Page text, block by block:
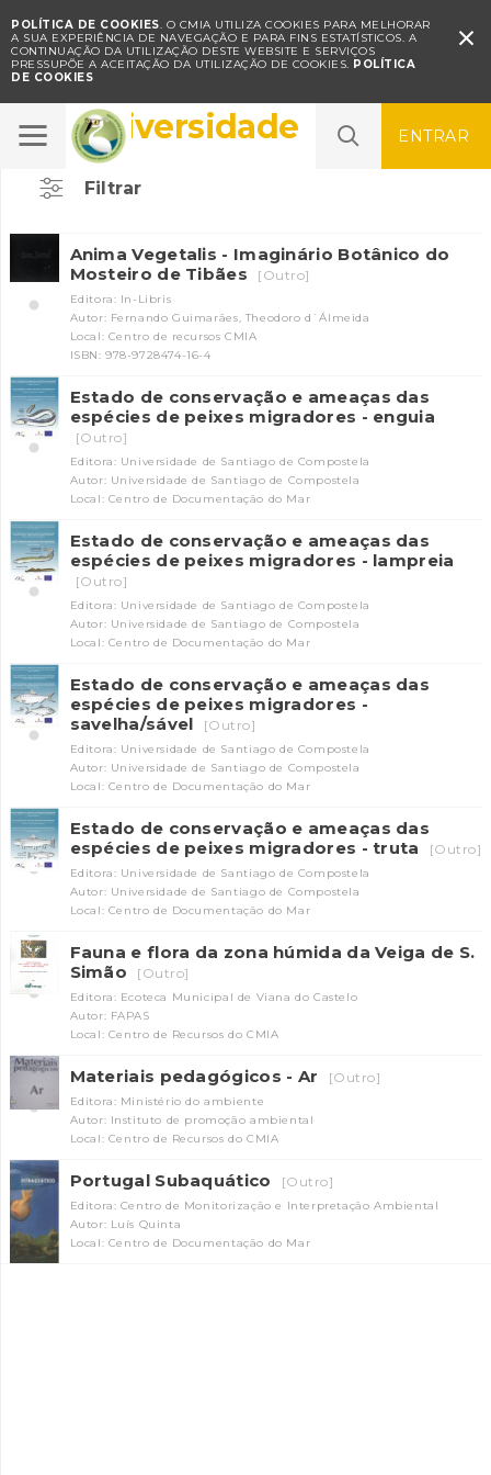
POLÍTICA DE COOKIES. O CMIA UTILIZA COOKIES PARA MELHORAR
A SUA EXPERIÊNCIA DE NAVEGAÇÃO E PARA FINS ESTATÍSTICOS. A
CONTINUAÇÃO DA UTILIZAÇÃO DESTE WEBSITE E SERVIÇOS
PRESSUPÕE A ACEITAÇÃO DA UTILIZAÇÃO DE COOKIES. POLÍTICA
DE COOKIES

ENTRAR
Biodiversidade
Filtrar
Anima Vegetalis - Imaginário Botânico do
Mosteiro de Tibães
[Outro]
Editora: In-Libris
Autor: Fernando Guimarães, Theodoro d`Álmeida
Local: Centro de recursos CMIA
ISBN: 978-9728474-16-4
Estado de conservação e ameaças das
espécies de peixes migradores - enguia
[Outro]
Editora: Universidade de Santiago de Compostela
Autor: Universidade de Santiago de Compostela
Local: Centro de Documentação do Mar
Estado de conservação e ameaças das
espécies de peixes migradores - lampreia
[Outro]
Editora: Universidade de Santiago de Compostela
Autor: Universidade de Santiago de Compostela
Local: Centro de Documentação do Mar
Estado de conservação e ameaças das
espécies de peixes migradores -
savelha/sável
[Outro]
Editora: Universidade de Santiago de Compostela
Autor: Universidade de Santiago de Compostela
Local: Centro de Documentação do Mar
Estado de conservação e ameaças das
espécies de peixes migradores - truta
[Outro]
Editora: Universidade de Santiago de Compostela
Autor: Universidade de Santiago de Compostela
Local: Centro de Documentação do Mar
Fauna e flora da zona húmida da Veiga de S.
Simão
[Outro]
Editora: Ecoteca Municipal de Viana do Castelo
Autor: FAPAS
Local: Centro de Recursos do CMIA
Materiais pedagógicos - Ar [Outro]
Editora: Ministério do ambiente
Autor: Instituto de promoção ambiental
Local: Centro de Recursos do CMIA
Portugal Subaquático [Outro]
Editora: Centro de Monitorização e Interpretação Ambiental
Autor: Luís Quinta
Local: Centro de Documentação do Mar